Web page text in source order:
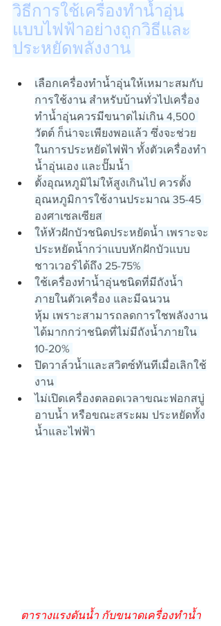
วิธีการใช้เครื่องทำน้ำอุ่น
แบบไฟฟ้าอย่างถูกวิธีและ
ประหยัดพลังงาน
เลือกเครื่องทำน้ำอุ่นให้เหมาะสมกับ
การใช้งาน สำหรับบ้านทั่วไปเครื่อง
ทำน้ำอุ่นควรมีขนาดไม่เกิน 4,500
วัตต์ ก็น่าจะเพียงพอแล้ว ซึ่งจะช่วย
ในการประหยัดไฟฟ้า ทั้งตัวเครื่องทำ
น้ำอุ่นเอง และปั๊มน้ำ
ตั้งอุณหภูมิไม่ให้สูงเกินไป ควรตั้ง
อุณหภูมิการใช้งานประมาณ 35-45
องศาเซลเซียส
ให้หัวฝักบัวชนิดประหยัดน้ำ เพราะจะ
ประหยัดน้ำกว่าแบบหักฝักบัวแบบ
ชาวเวอร์ได้ถึง 25-75%
ใช้เครื่องทำน้ำอุ่นชนิดที่มีถังน้ำ
ภายในตัวเครื่อง และมีฉนวน
หุ้ม เพราะสามารถลดการใชพลังงาน
ได้มากกว่าชนิดที่ไม่มีถังน้ำภายใน
10-20%
ปิดวาล์วน้ำและสวิตซ์ทันทีเมื่อเลิกใช้
งาน
ไม่เปิดเครื่องตลอดเวลาขณะฟอกสบู่
อาบน้ำ หรือขณะสระผม ประหยัดทั้ง
น้ำและไฟฟ้า
ตารางแรงดันน้ำ กับขนาดเครื่องทำน้ำ